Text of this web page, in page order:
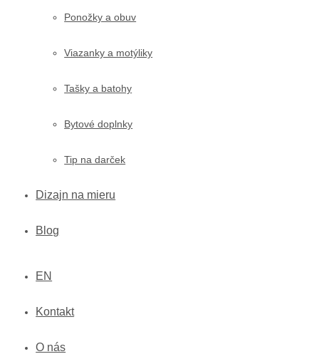
Ponožky a obuv
Viazanky a motýliky
Tašky a batohy
Bytové doplnky
Tip na darček
Dizajn na mieru
Blog
EN
Kontakt
O nás